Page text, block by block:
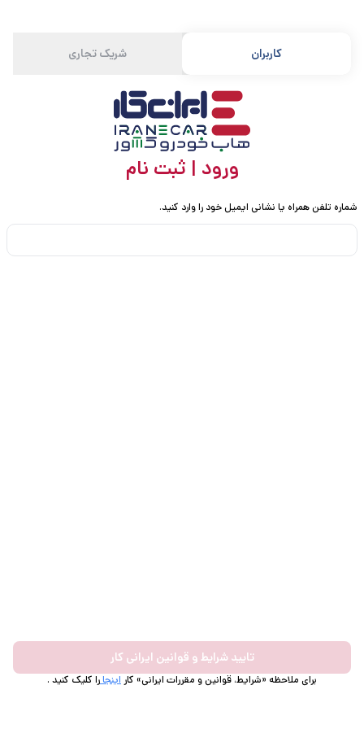
کاربران شریک تجاری
ورود | ثبت نام
شماره تلفن همراه یا نشانی ایمیل خود را وارد کنید.
تایید شرایط و قوانین ایرانی کار
برای ملاحظه «شرایط، قوانین و مقررات ایرانی» کار اینجارا کلیک کنید .